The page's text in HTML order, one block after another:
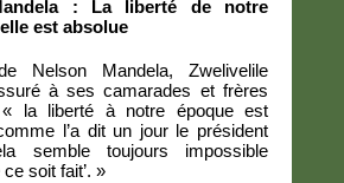
: La liberté de notre
est absolue
Nelson Mandela, Zwelivelile
à ses camarades et frères
« la liberté à notre époque est
l’a dit un jour le président
semble toujours impossible
soit fait’. »